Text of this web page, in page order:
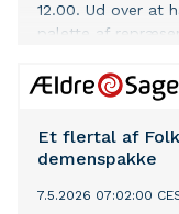
12.00. Ud over at
palette af
Jacobsen, der
skaber holdånd,
Peter Johansen
anbefalinger til,
robotteknologi og
Et flertal af
demenspakke
7.5.2026 07:02:00